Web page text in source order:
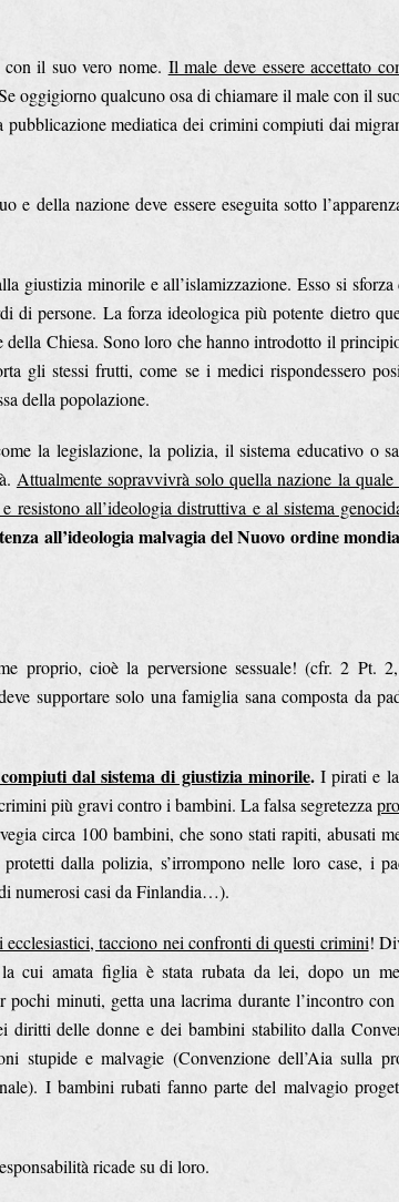
il suo vero nome. Il male deve essere accettato
oggigiorno qualcuno osa di chiamare il male con il
mediatica dei crimini compiuti dai
e della nazione deve essere eseguita sotto
giustizia minorile e all’islamizzazione. Esso si
di persone. La forza ideologica più potente dietro
della Chiesa. Sono loro che hanno introdotto il
gli stessi frutti, come se i medici rispondessero
della popolazione.
la legislazione, la polizia, il sistema educativo o
Attualmente sopravvivrà solo quella nazione la quale
all’ideologia distruttiva e al sistema
all’ideologia malvagia del Nuovo ordine
proprio, cioè la perversione sessuale! (cfr. 2 Pt.
supportare solo una famiglia sana composta da
dal sistema di giustizia minorile.I pirati e la
più gravi contro i bambini. La falsa segretezza
circa 100 bambini, che sono stati rapiti, abusati
dalla polizia, s’irrompono nelle loro case, i
numerosi casi da Finlandia…).
tacciono nei confronti di questi crimini!
cui amata figlia è stata rubata da lei, dopo un
minuti, getta una lacrima durante l’incontro
delle donne e dei bambini stabilito dalla
stupide e malvagie (Convenzione dell’Aia sulla
I bambini rubati fanno parte del malvagio
ricade su di loro.